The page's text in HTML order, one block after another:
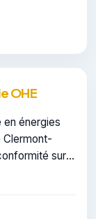
OHE
en énergies
sur